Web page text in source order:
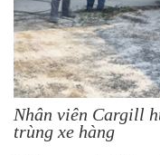
Nhân viên Cargill
trùng xe hàng